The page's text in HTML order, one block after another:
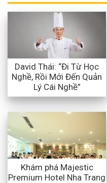
David Thái: “Đi Từ Học
Nghề, Rồi Mới Đến Quản
Lý Cái Nghề”
Khám phá Majestic
Premium Hotel Nha Trang